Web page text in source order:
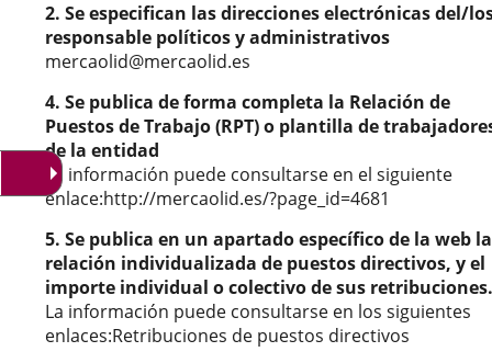
2. Se especifican las direcciones electrónicas del/
responsable políticos y administrativos
mercaolid@mercaolid.es
4. Se publica de forma completa la Relación de
Puestos de Trabajo (RPT) o plantilla de
de la entidad
La información puede consultarse en el siguiente
enlace:http://mercaolid.es/?page_id=4681
5. Se publica en un apartado específico de la web la
relación individualizada de puestos directivos, y el
importe individual o colectivo de sus retribuciones.
La información puede consultarse en los siguientes
enlaces:Retribuciones de puestos directivos